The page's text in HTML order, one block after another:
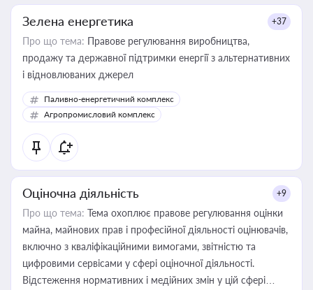
Зелена енергетика +37
Про що тема: Правове регулювання виробництва,
продажу та державної підтримки енергії з альтернативних
і відновлюваних джерел
Паливно-енергетичний комплекс
Агропромисловий комплекс
Оціночна діяльність +9
Про що тема: Тема охоплює правове регулювання оцінки
майна, майнових прав і професійної діяльності оцінювачів,
включно з кваліфікаційними вимогами, звітністю та
цифровими сервісами у сфері оціночної діяльності.
Відстеження нормативних і медійних змін у цій сфері